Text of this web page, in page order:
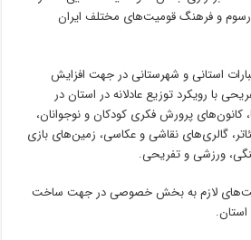
و فرهنگ قومیت‌های مختلف ایران
استانی و شهرستانی در جهت افزایش
با رویکرد توزیع عادلانه در استان در
کانون‌های پرورش فکری کودکان و نوجوانان،
گالری‌های نقاشی و عکاسی، زمین‌های بازی
ورزشی و تفریحی.
لازم به بخش خصوصی در جهت ساخت